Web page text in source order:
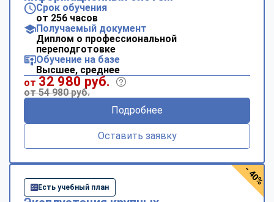
Срок обучения
от 256 часов
Получаемый документ
Диплом о профессиональной
переподготовке
Обучение на базе
Высшее, среднее
от 32 980 руб.
от 54 980 руб.
Подробнее
Оставить заявку
Есть учебный план
- 40%